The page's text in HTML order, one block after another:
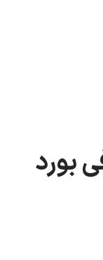
بورد